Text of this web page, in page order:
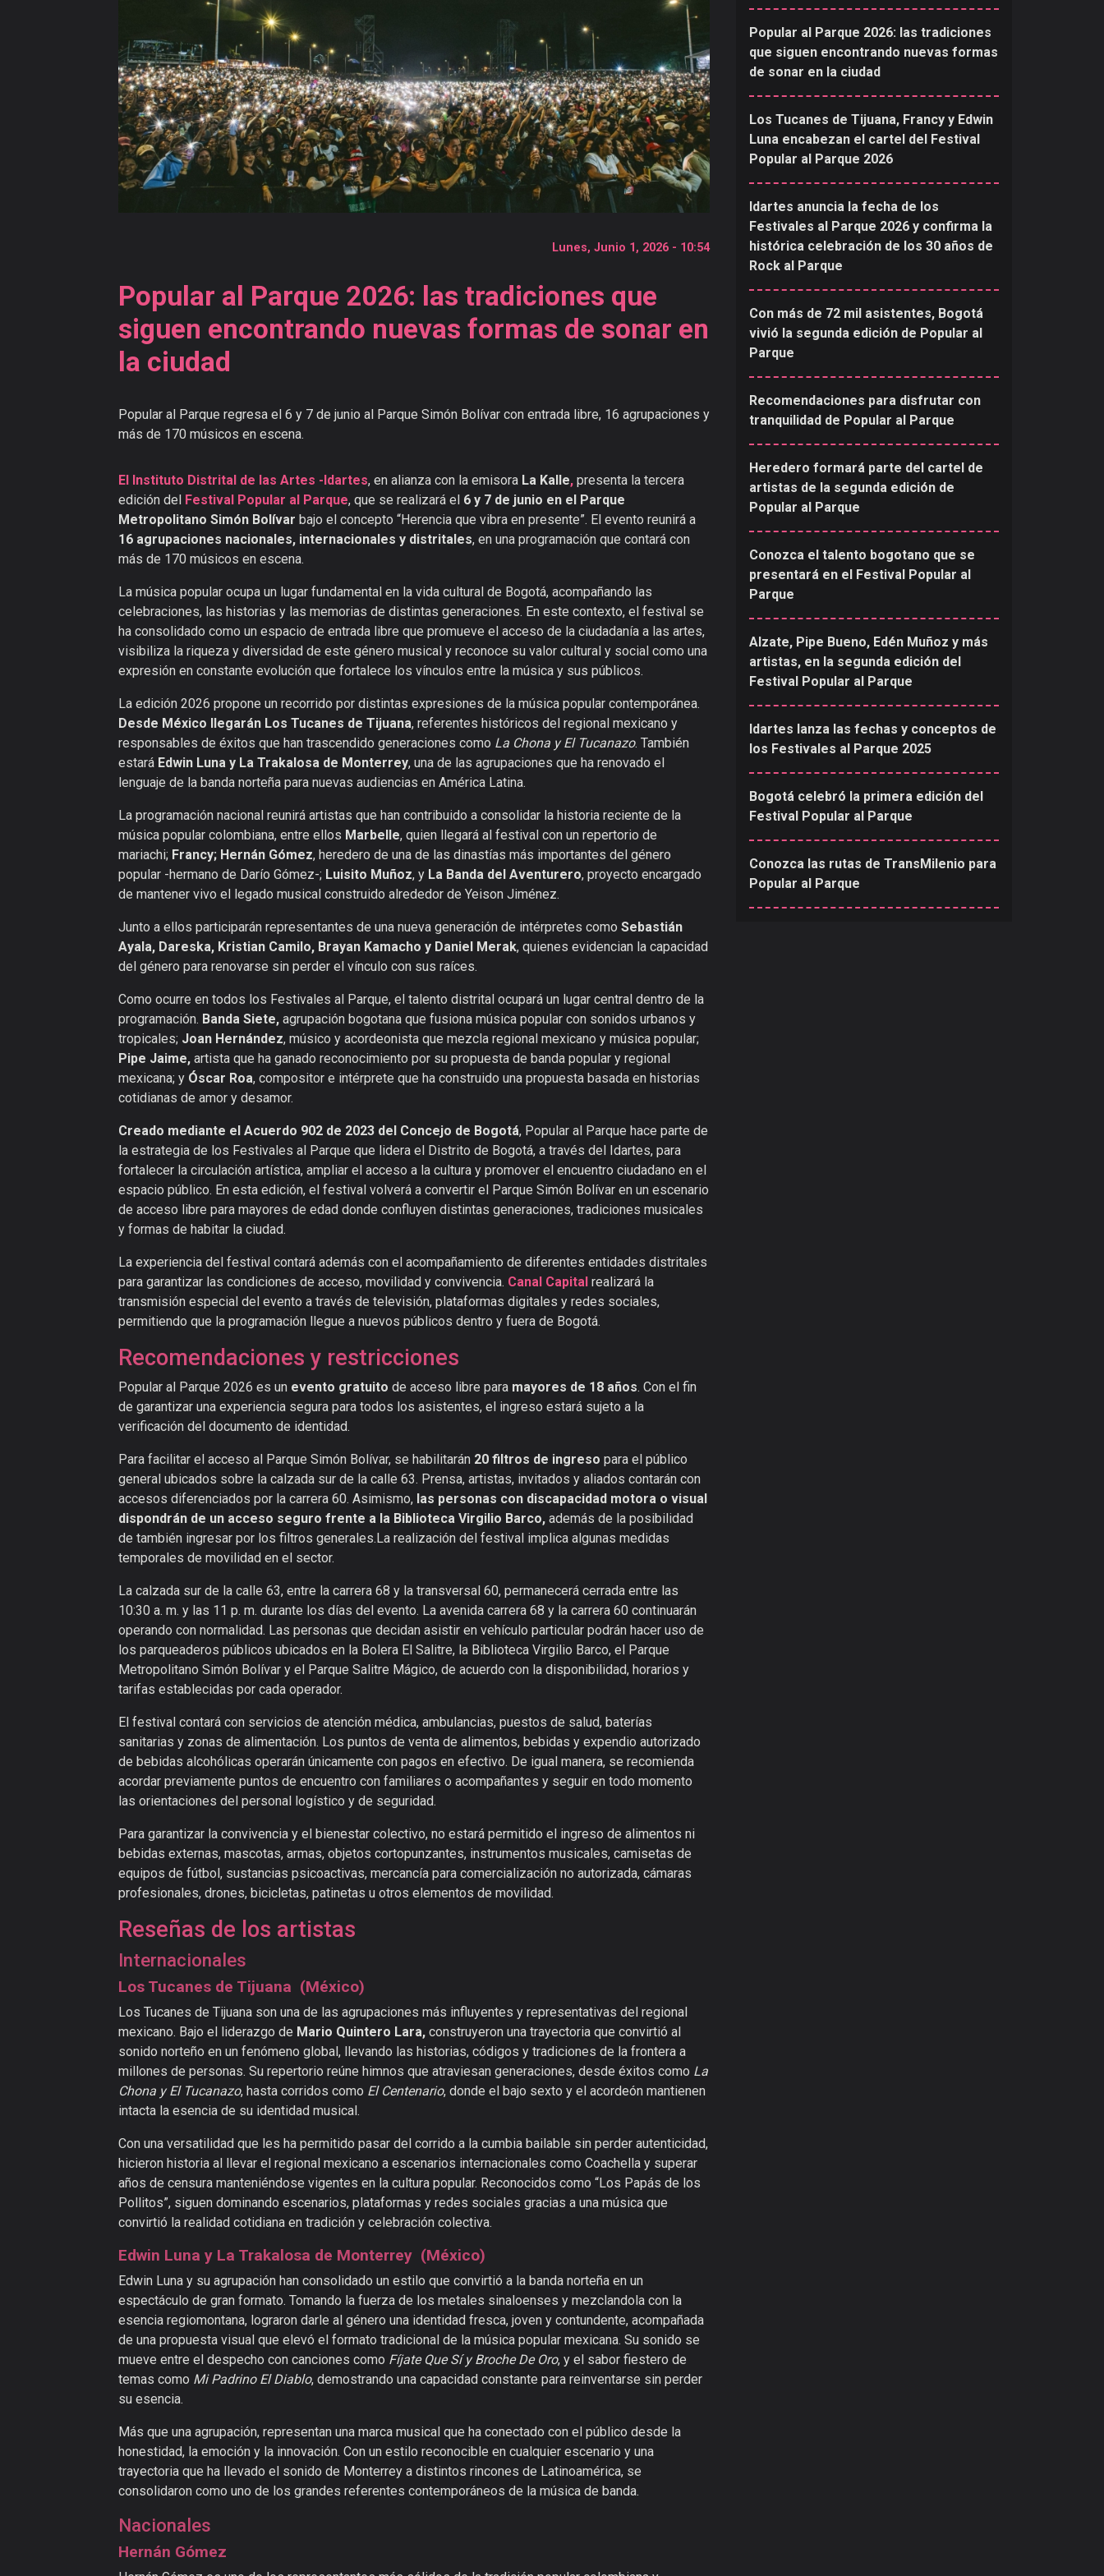
Lunes, Junio 1, 2026 - 10:54
Popular al Parque 2026: las tradiciones que
siguen encontrando nuevas formas de sonar en
la ciudad
Popular al Parque regresa el 6 y 7 de junio al Parque Simón Bolívar con entrada libre, 16 agrupaciones y
más de 170 músicos en escena.
El Instituto Distrital de las Artes -Idartes, en alianza con la emisora La Kalle, presenta la tercera
edición del Festival Popular al Parque, que se realizará el 6 y 7 de junio en el Parque
Metropolitano Simón Bolívar bajo el concepto “Herencia que vibra en presente”. El evento reunirá a
16 agrupaciones nacionales, internacionales y distritales, en una programación que contará con
más de 170 músicos en escena.
La música popular ocupa un lugar fundamental en la vida cultural de Bogotá, acompañando las
celebraciones, las historias y las memorias de distintas generaciones. En este contexto, el festival se
ha consolidado como un espacio de entrada libre que promueve el acceso de la ciudadanía a las artes,
visibiliza la riqueza y diversidad de este género musical y reconoce su valor cultural y social como una
expresión en constante evolución que fortalece los vínculos entre la música y sus públicos.
La edición 2026 propone un recorrido por distintas expresiones de la música popular contemporánea.
Desde México llegarán Los Tucanes de Tijuana, referentes históricos del regional mexicano y
responsables de éxitos que han trascendido generaciones como La Chona y El Tucanazo. También
estará Edwin Luna y La Trakalosa de Monterrey, una de las agrupaciones que ha renovado el
lenguaje de la banda norteña para nuevas audiencias en América Latina.
La programación nacional reunirá artistas que han contribuido a consolidar la historia reciente de la
música popular colombiana, entre ellos Marbelle, quien llegará al festival con un repertorio de
mariachi; Francy; Hernán Gómez, heredero de una de las dinastías más importantes del género
popular -hermano de Darío Gómez-; Luisito Muñoz, y La Banda del Aventurero, proyecto encargado
de mantener vivo el legado musical construido alrededor de Yeison Jiménez.
Junto a ellos participarán representantes de una nueva generación de intérpretes como Sebastián
Ayala, Dareska, Kristian Camilo, Brayan Kamacho y Daniel Merak, quienes evidencian la capacidad
del género para renovarse sin perder el vínculo con sus raíces.
Como ocurre en todos los Festivales al Parque, el talento distrital ocupará un lugar central dentro de la
programación. Banda Siete, agrupación bogotana que fusiona música popular con sonidos urbanos y
tropicales; Joan Hernández, músico y acordeonista que mezcla regional mexicano y música popular;
Pipe Jaime, artista que ha ganado reconocimiento por su propuesta de banda popular y regional
mexicana; y Óscar Roa, compositor e intérprete que ha construido una propuesta basada en historias
cotidianas de amor y desamor.
Creado mediante el Acuerdo 902 de 2023 del Concejo de Bogotá, Popular al Parque hace parte de
la estrategia de los Festivales al Parque que lidera el Distrito de Bogotá, a través del Idartes, para
fortalecer la circulación artística, ampliar el acceso a la cultura y promover el encuentro ciudadano en el
espacio público. En esta edición, el festival volverá a convertir el Parque Simón Bolívar en un escenario
de acceso libre para mayores de edad donde confluyen distintas generaciones, tradiciones musicales
y formas de habitar la ciudad.
La experiencia del festival contará además con el acompañamiento de diferentes entidades distritales
para garantizar las condiciones de acceso, movilidad y convivencia. Canal Capital realizará la
transmisión especial del evento a través de televisión, plataformas digitales y redes sociales,
permitiendo que la programación llegue a nuevos públicos dentro y fuera de Bogotá.
Recomendaciones y restricciones
Popular al Parque 2026 es un evento gratuito de acceso libre para mayores de 18 años. Con el fin
de garantizar una experiencia segura para todos los asistentes, el ingreso estará sujeto a la
verificación del documento de identidad.
Para facilitar el acceso al Parque Simón Bolívar, se habilitarán 20 filtros de ingreso para el público
general ubicados sobre la calzada sur de la calle 63. Prensa, artistas, invitados y aliados contarán con
accesos diferenciados por la carrera 60. Asimismo, las personas con discapacidad motora o visual
dispondrán de un acceso seguro frente a la Biblioteca Virgilio Barco, además de la posibilidad
de también ingresar por los filtros generales.La realización del festival implica algunas medidas
temporales de movilidad en el sector.
La calzada sur de la calle 63, entre la carrera 68 y la transversal 60, permanecerá cerrada entre las
10:30 a. m. y las 11 p. m. durante los días del evento. La avenida carrera 68 y la carrera 60 continuarán
operando con normalidad. Las personas que decidan asistir en vehículo particular podrán hacer uso de
los parqueaderos públicos ubicados en la Bolera El Salitre, la Biblioteca Virgilio Barco, el Parque
Metropolitano Simón Bolívar y el Parque Salitre Mágico, de acuerdo con la disponibilidad, horarios y
tarifas establecidas por cada operador.
El festival contará con servicios de atención médica, ambulancias, puestos de salud, baterías
sanitarias y zonas de alimentación. Los puntos de venta de alimentos, bebidas y expendio autorizado
de bebidas alcohólicas operarán únicamente con pagos en efectivo. De igual manera, se recomienda
acordar previamente puntos de encuentro con familiares o acompañantes y seguir en todo momento
las orientaciones del personal logístico y de seguridad.
Para garantizar la convivencia y el bienestar colectivo, no estará permitido el ingreso de alimentos ni
bebidas externas, mascotas, armas, objetos cortopunzantes, instrumentos musicales, camisetas de
equipos de fútbol, sustancias psicoactivas, mercancía para comercialización no autorizada, cámaras
profesionales, drones, bicicletas, patinetas u otros elementos de movilidad.
Reseñas de los artistas
Internacionales
Los Tucanes de Tijuana (México)
Los Tucanes de Tijuana son una de las agrupaciones más influyentes y representativas del regional
mexicano. Bajo el liderazgo de Mario Quintero Lara, construyeron una trayectoria que convirtió al
sonido norteño en un fenómeno global, llevando las historias, códigos y tradiciones de la frontera a
millones de personas. Su repertorio reúne himnos que atraviesan generaciones, desde éxitos como La
Chona y El Tucanazo, hasta corridos como El Centenario, donde el bajo sexto y el acordeón mantienen
intacta la esencia de su identidad musical.
Con una versatilidad que les ha permitido pasar del corrido a la cumbia bailable sin perder autenticidad,
hicieron historia al llevar el regional mexicano a escenarios internacionales como Coachella y superar
años de censura manteniéndose vigentes en la cultura popular. Reconocidos como “Los Papás de los
Pollitos”, siguen dominando escenarios, plataformas y redes sociales gracias a una música que
convirtió la realidad cotidiana en tradición y celebración colectiva.
Edwin Luna y La Trakalosa de Monterrey (México)
Edwin Luna y su agrupación han consolidado un estilo que convirtió a la banda norteña en un
espectáculo de gran formato. Tomando la fuerza de los metales sinaloenses y mezclandola con la
esencia regiomontana, lograron darle al género una identidad fresca, joven y contundente, acompañada
de una propuesta visual que elevó el formato tradicional de la música popular mexicana. Su sonido se
mueve entre el despecho con canciones como Fíjate Que Sí y Broche De Oro, y el sabor fiestero de
temas como Mi Padrino El Diablo, demostrando una capacidad constante para reinventarse sin perder
su esencia.
Más que una agrupación, representan una marca musical que ha conectado con el público desde la
honestidad, la emoción y la innovación. Con un estilo reconocible en cualquier escenario y una
trayectoria que ha llevado el sonido de Monterrey a distintos rincones de Latinoamérica, se
consolidaron como uno de los grandes referentes contemporáneos de la música de banda.
Nacionales
Hernán Gómez
Popular al Parque 2026: las tradiciones
que siguen encontrando nuevas formas
de sonar en la ciudad
Los Tucanes de Tijuana, Francy y Edwin
Luna encabezan el cartel del Festival
Popular al Parque 2026
Idartes anuncia la fecha de los
Festivales al Parque 2026 y confirma la
histórica celebración de los 30 años de
Rock al Parque
Con más de 72 mil asistentes, Bogotá
vivió la segunda edición de Popular al
Parque
Recomendaciones para disfrutar con
tranquilidad de Popular al Parque
Heredero formará parte del cartel de
artistas de la segunda edición de
Popular al Parque
Conozca el talento bogotano que se
presentará en el Festival Popular al
Parque
Alzate, Pipe Bueno, Edén Muñoz y más
artistas, en la segunda edición del
Festival Popular al Parque
Idartes lanza las fechas y conceptos de
los Festivales al Parque 2025
Bogotá celebró la primera edición del
Festival Popular al Parque
Conozca las rutas de TransMilenio para
Popular al Parque